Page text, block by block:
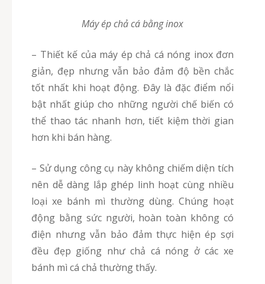
Máy ép chả cá bằng inox
– Thiết kế của máy ép chả cá nóng inox đơn
giản, đẹp nhưng vẫn bảo đảm độ bền chắc
tốt nhất khi hoạt động. Đây là đặc điểm nổi
bật nhất giúp cho những người chế biến có
thể thao tác nhanh hơn, tiết kiệm thời gian
hơn khi bán hàng.
– Sử dụng công cụ này không chiếm diện tích
nên dễ dàng lắp ghép linh hoạt cùng nhiều
loại xe bánh mì thường dùng. Chúng hoạt
động bằng sức người, hoàn toàn không có
điện nhưng vẫn bảo đảm thực hiện ép sợi
đều đẹp giống như chả cá nóng ở các xe
bánh mì cá chả thường thấy.